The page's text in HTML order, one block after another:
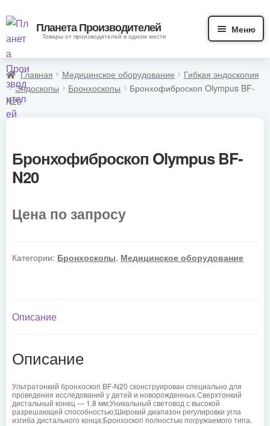
Перейти
к
навигации
Перейти
к
содержимому
Планета Производителей
Товары от производителей в одном месте
Меню
Главная
Главная Медицинское оборудование
Гибкая эндоскопия
Эндоскопы
Бронхоскопы
Бронхофиброскоп Olympus BF-
N20
Бронхофиброскоп Olympus BF-
N20
Цена по запросу
Категории: Бронхоскопы, Медицинское оборудование
Описание
Описание
Ультратонкий бронхоскоп BF-N20 сконструирован специально для
проведения исследований у детей и новорожденных.Сверхтонкий
дистальный конец — 1.8 мм;Уникальный световод с высокой
разрешающей способностью;Широкий диапазон регулировки угла
изгиба дистального конца;Бронхоскоп полностью погружаемого типа.